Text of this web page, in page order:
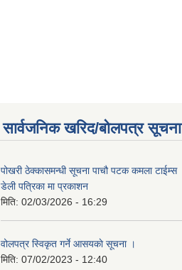
सार्वजनिक खरिद/बोलपत्र सूचना
पोखरी ठेक्कासमन्धी सूचना पाचौ पटक कमला टाईम्स
डेली पत्रिका मा प्रकाशन
मिति: 02/03/2026 - 16:29
वोलपत्र स्विकृत गर्ने आसयकाे सूचना ।
मिति: 07/02/2023 - 12:40